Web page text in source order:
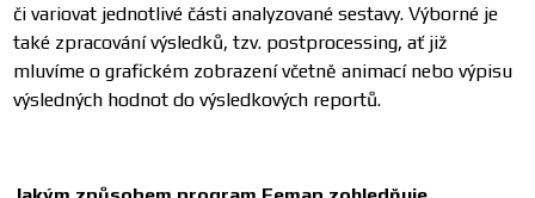
či variovat jednotlivé části analyzované sestavy. Výborné je
také zpracování výsledků, tzv. postprocessing, ať již
mluvíme o grafickém zobrazení včetně animací nebo výpisu
výsledných hodnot do výsledkových reportů.